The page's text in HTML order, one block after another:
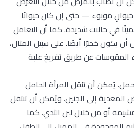
موبوء — حتى إن كان حيوانًا
في حالات شديدة. كما أن التعامل
يكون خطرًا أيضًا. على سبيل المثال،
المقوسات عن طريق تفريغ علبة
يُمكن أن تنقل المرأة الحامل
المعدية إلى الجنين. ويُمكن أن تنتقل
أو من خلال لبن الثدي. كما